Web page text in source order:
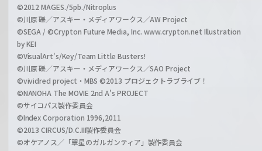
©2012 MAGES./5pb./Nitroplus
©川原 礫／アスキー・メディアワークス／AW Project
©SEGA / ©Crypton Future Media, Inc. www.crypton.net Illustration
by KEI
©VisualArt's/Key/Team Little Busters!
©川原 礫／アスキー・メディアワークス／SAO Project
©vividred project・MBS ©2013 プロジェクトラブライブ！
©NANOHA The MOVIE 2nd A's PROJECT
©サイコパス製作委員会
©Index Corporation 1996,2011
©2013 CIRCUS/D.C.III製作委員会
©オケアノス／「翠星のガルガンティア」製作委員会